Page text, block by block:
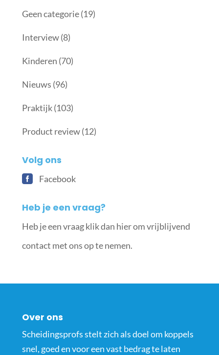
Geen categorie(19)
Interview(8)
Kinderen (70)
Nieuws (96)
Praktijk(103)
Product review(12)
Volg ons
Facebook
Heb je een vraag?
Heb je een vraag klik dan hier om vrijblijvend
contact met ons op te nemen.
Over ons
Scheidingsprofs stelt zich als doel om koppels
snel, goed en voor een vast bedrag te laten